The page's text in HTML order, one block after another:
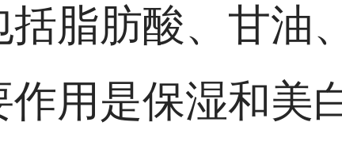
脂肪酸、甘油
用是保湿和美